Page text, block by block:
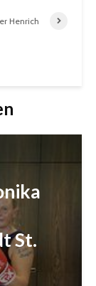
Henrich
St.